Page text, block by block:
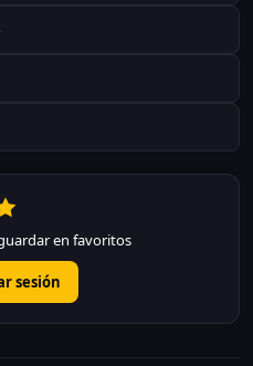
en favoritos
sesión